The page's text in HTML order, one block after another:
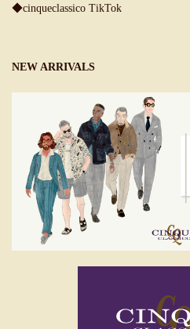
◆cinqueclassico TikTok
NEW ARRIVALS